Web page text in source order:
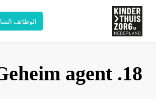
تخطي
المحتوى
الوظائف
18. Geheim agent